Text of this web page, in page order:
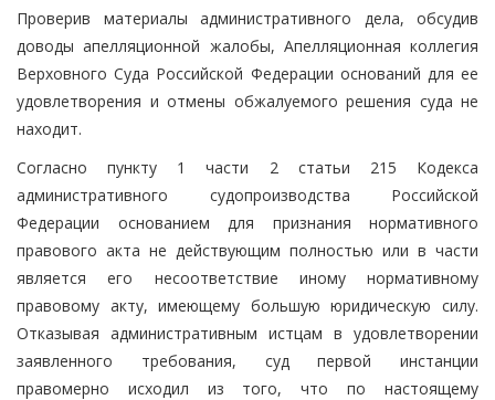
Проверив материалы административного дела, обсудив
доводы апелляционной жалобы, Апелляционная коллегия
Верховного Суда Российской Федерации оснований для ее
удовлетворения и отмены обжалуемого решения суда не
находит.
Согласно пункту 1 части 2 статьи 215 Кодекса
административного судопроизводства Российской
Федерации основанием для признания нормативного
правового акта не действующим полностью или в части
является его несоответствие иному нормативному
правовому акту, имеющему большую юридическую силу.
Отказывая административным истцам в удовлетворении
заявленного требования, суд первой инстанции
правомерно исходил из того, что по настоящему